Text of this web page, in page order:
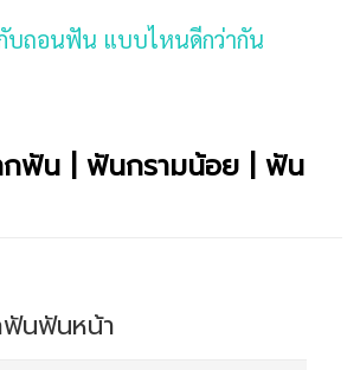
บถอนฟัน แบบไหนดีกว่ากัน
กฟัน | ฟันกรามน้อย | ฟัน
ฟันฟันหน้า